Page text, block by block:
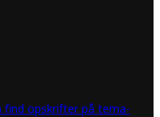
find opskrifter på tema-